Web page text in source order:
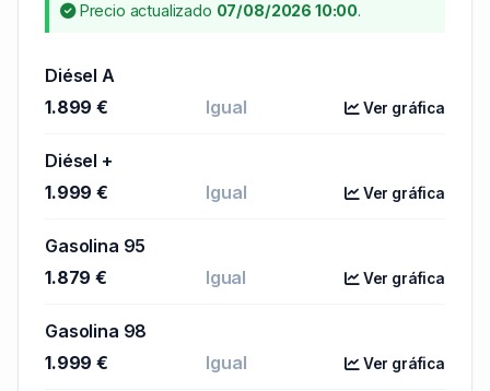
Precio actualizado 07/08/2026 10:00.
Diésel A
1.899 €
Igual Ver gráfica
Diésel +
1.999 €
Igual Ver gráfica
Gasolina 95
1.879 €
Igual Ver gráfica
Gasolina 98
1.999 €
Igual Ver gráfica